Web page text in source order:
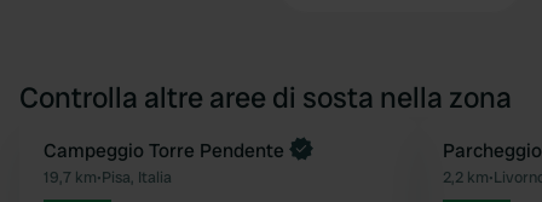
Controlla altre aree di sosta nella zona
Preferito
Prenota ora
Campeggio Torre Pendente
19,7 km•Pisa, Italia 2,2 km•